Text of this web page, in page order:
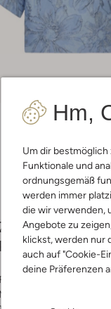
Hm,
Um dir bestmöglich
Funktionale und
ordnungsgemäß
werden immer
die wir verwenden,
Angebote zu
klickst, werden nur
auch auf "Cookie-
deine Präferenzen
Passform
Farbe :
Muster: